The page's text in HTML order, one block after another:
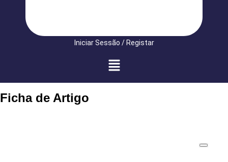
Iniciar Sessão / Registar
Ficha de Artigo